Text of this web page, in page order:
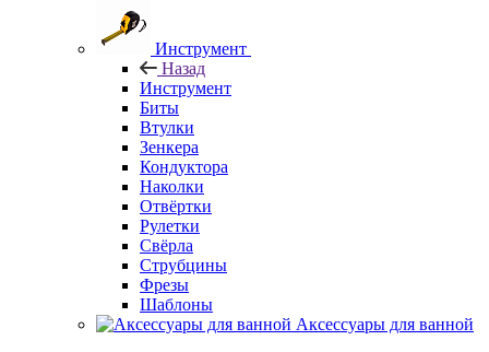
Инструмент
Назад
Инструмент
Биты
Втулки
Зенкера
Кондуктора
Наколки
Отвёртки
Рулетки
Свёрла
Струбцины
Фрезы
Шаблоны
Аксессуары для ванной